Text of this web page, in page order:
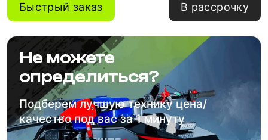
Быстрый заказ В рассрочку
Не можете
определиться?
Подберем лучшую технику цена/
качество под вас за 1 минуту